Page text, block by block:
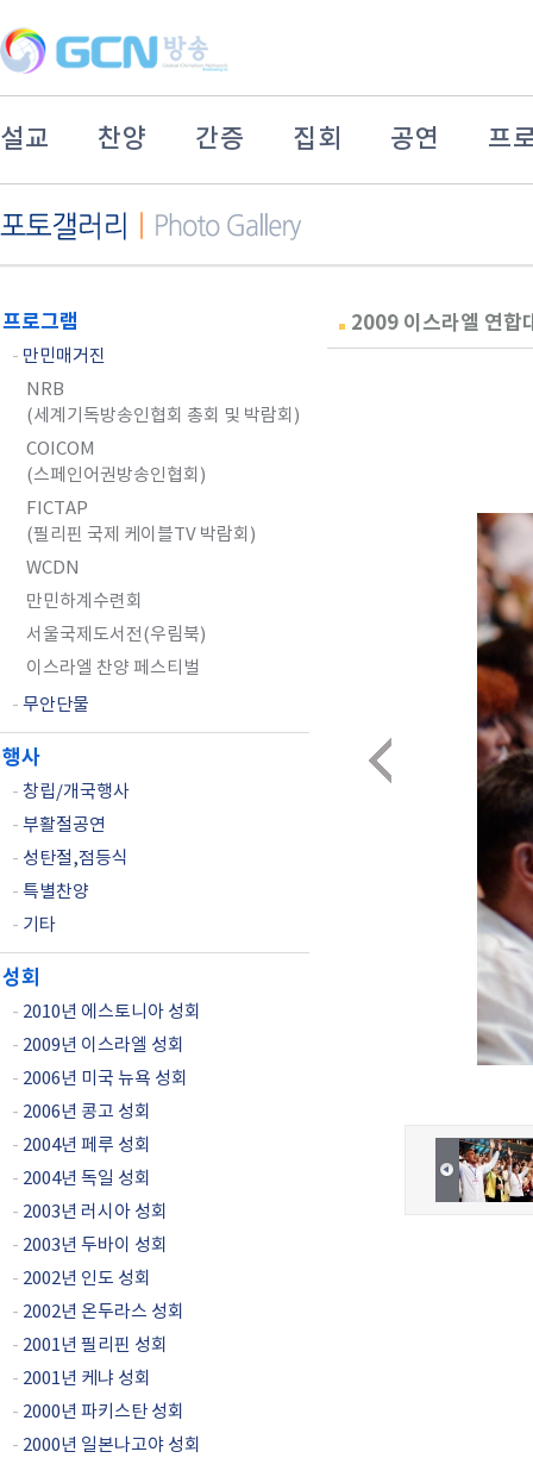
설교 찬양 간증 집회 공연 프
프로그램
- 만민매거진
NRB
(세계기독방송인협회 총회 및 박람회)
COICOM
(스페인어권방송인협회)
FICTAP
(필리핀 국제 케이블TV 박람회)
WCDN
만민하계수련회
서울국제도서전(우림북)
이스라엘 찬양 페스티벌
- 무안단물
행사
- 창립/개국행사
- 부활절공연
- 성탄절,점등식
- 특별찬양
- 기타
성회
- 2010년 에스토니아 성회
- 2009년 이스라엘 성회
- 2006년 미국 뉴욕 성회
- 2006년 콩고 성회
- 2004년 페루 성회
- 2004년 독일 성회
- 2003년 러시아 성회
- 2003년 두바이 성회
- 2002년 인도 성회
- 2002년 온두라스 성회
- 2001년 필리핀 성회
- 2001년 케냐 성회
- 2000년 파키스탄 성회
- 2000년 일본나고야 성회
2009 이스라엘 연합